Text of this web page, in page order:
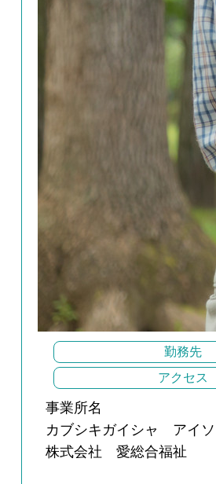
勤務先
アクセス
事業所名
カブシキガイシャ アイ
株式会社 愛総合福祉